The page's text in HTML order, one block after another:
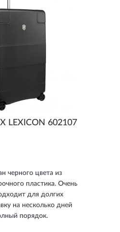
LEXICON 602107
черного цвета из
пластика. Очень
для долгих
на несколько дней
порядок.